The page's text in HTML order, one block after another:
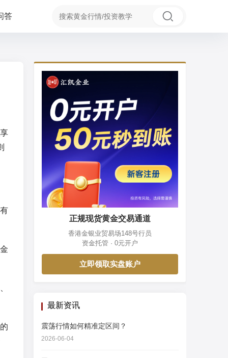
答
正规现货黄金交易通道
香港金银业贸易场148号行员
资金托管 · 0元开户
立即领取实盘账户
最新资讯
震荡行情如何精准定区间？
2026-06-04